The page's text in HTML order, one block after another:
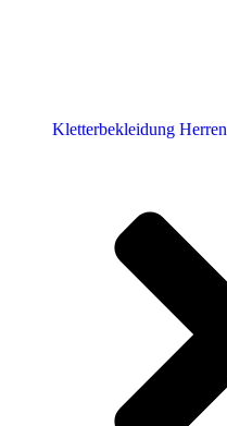
Kletterbekleidung Herren